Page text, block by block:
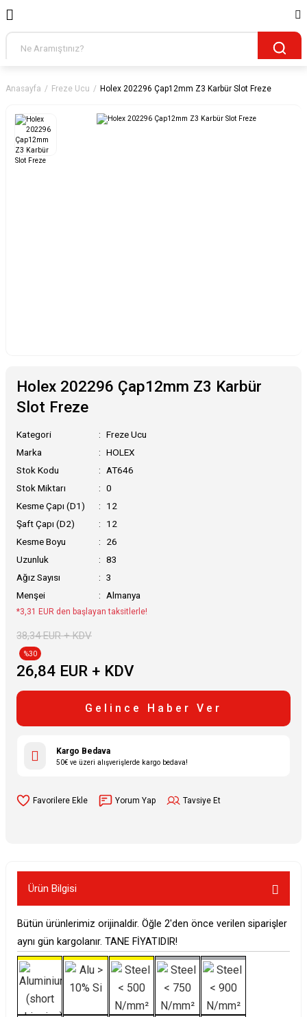
Anasayfa Freze Ucu Holex 202296 Çap12mm Z3 Karbür Slot Freze
Holex 202296 Çap12mm Z3 Karbür
Slot Freze
Kategori
Freze Ucu
Marka
HOLEX
Stok Kodu
AT646
Stok Miktarı
0
Kesme Çapı (D1)
12
Şaft Çapı (D2)
12
Kesme Boyu
26
Uzunluk
83
Ağız Sayısı
3
Menşei
Almanya
*3,31 EUR den başlayan taksitlerle!
38,34 EUR + KDV
%30
26,84 EUR + KDV
Gelince Haber Ver
Kargo Bedava
50€ ve üzeri alışverişlerde kargo bedava!
Yorum Yap Tavsiye Et
Ürün Bilgisi
Bütün ürünlerimiz orijinaldir. Öğle 2'den önce verilen siparişler
aynı gün kargolanır. TANE FİYATIDIR!